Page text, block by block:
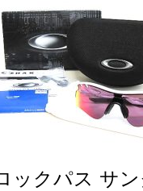
ックパス サ